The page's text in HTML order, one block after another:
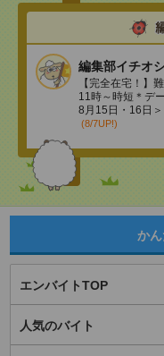
編集部イチオ
【完全在宅！】
11時～時短＊デ
8月15日・16日
(8/7UP!)
か
エンバイトTOP
人気のバイト